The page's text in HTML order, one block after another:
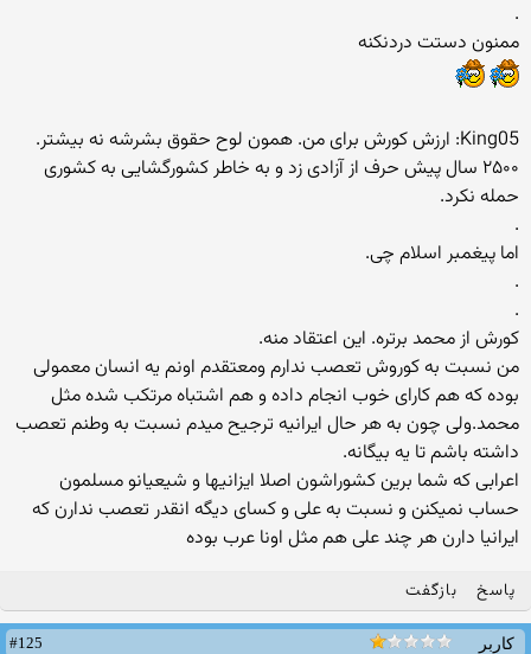
.
ممنون دستت دردنکنه
King05: ارزش کورش برای من. همون لوح حقوق بشرشه نه بیشتر.
۲۵۰۰ سال پیش حرف از آزادی زد و به خاطر کشورگشایی به کشوری
حمله نکرد.
.
اما پیغمبر اسلام چی.
.
.
کورش از محمد برتره. این اعتقاد منه.
من نسبت به کوروش تعصب ندارم ومعتقدم اونم یه انسان معمولی
بوده که هم کارای خوب انجام داده و هم اشتباه مرتکب شده مثل
محمد.ولی چون به هر حال ایرانیه ترجیح میدم نسبت به وطنم تعصب
داشته باشم تا یه بیگانه.
اعرابی که شما برین کشوراشون اصلا ایزانیها و شیعیانو مسلمون
حساب نمیکنن و نسبت به علی و کسای دیگه انقدر تعصب ندارن که
ایرانیا دارن هر چند علی هم مثل اونا عرب بوده
پاسخ بازگفت
کاربر
#125